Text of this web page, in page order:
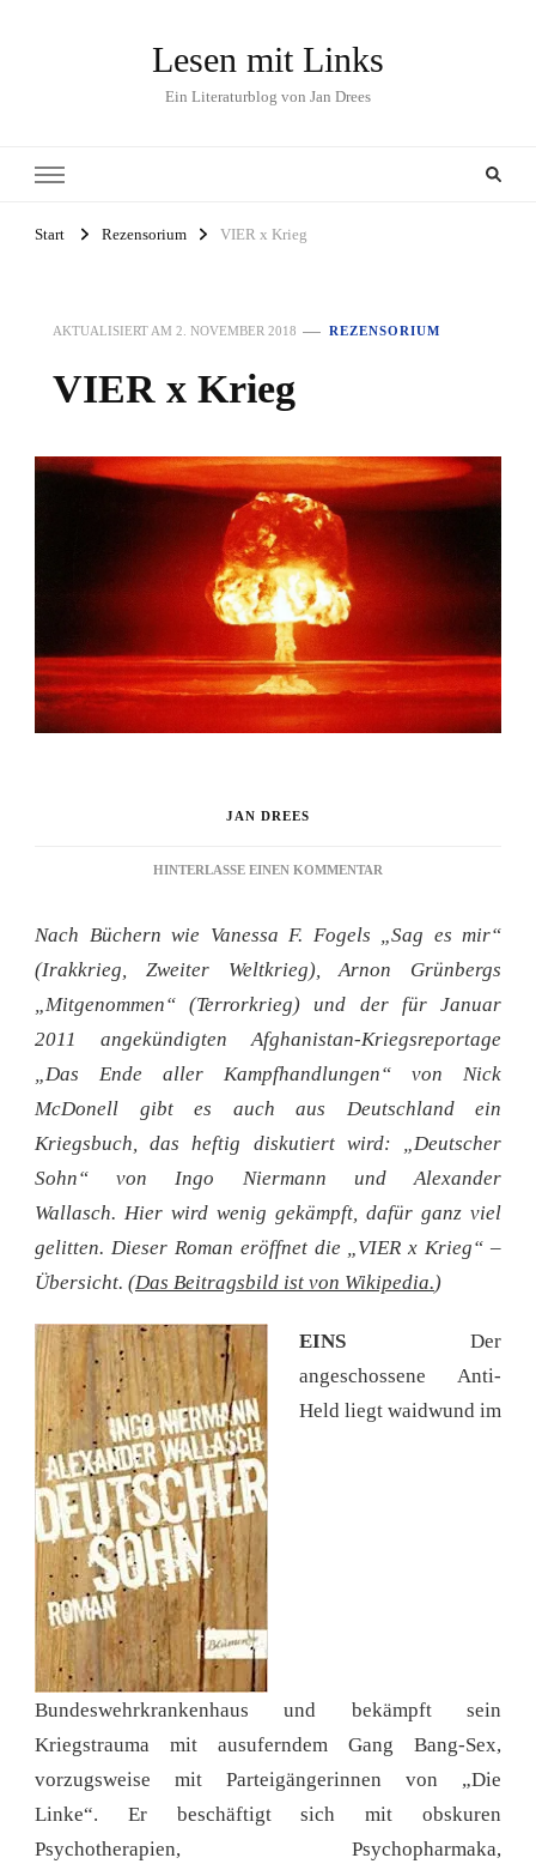
Lesen mit Links
Ein Literaturblog von Jan Drees
Start Rezensorium VIER x Krieg
AKTUALISIERT AM 2. NOVEMBER 2018 REZENSORIUM
VIER x Krieg
JAN DREES
HINTERLASSE EINEN KOMMENTAR
KRIEG
Nach Büchern wie Vanessa F. Fogels „Sag es mir“
(Irakkrieg, Zweiter Weltkrieg), Arnon Grünbergs
„Mitgenommen“ (Terrorkrieg) und der für Januar
2011 angekündigten Afghanistan-Kriegsreportage
„Das Ende aller Kampfhandlungen“ von Nick
McDonell gibt es auch aus Deutschland ein
Kriegsbuch, das heftig diskutiert wird: „Deutscher
Sohn“ von Ingo Niermann und Alexander
Wallasch. Hier wird wenig gekämpft, dafür ganz viel
gelitten. Dieser Roman eröffnet die „VIER x Krieg“ –
Übersicht. (Das Beitragsbild ist von Wikipedia.)
EINS Der
angeschossene Anti-
Held liegt waidwund im
Bundeswehrkrankenhaus und bekämpft sein
Kriegstrauma mit ausuferndem Gang Bang-Sex,
vorzugsweise mit Parteigängerinnen von „Die
Linke“. Er beschäftigt sich mit obskuren
Psychotherapien, Psychopharmaka,